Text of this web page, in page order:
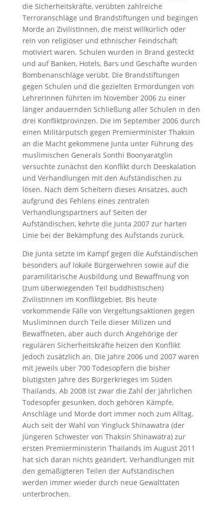
die Sicherheitskräfte, verübten zahlreiche
Terroranschläge und Brandstiftungen und begingen
Morde an ZivilistInnen, die meist willkürlich oder
rein von religiöser und ethnischer Feindschaft
motiviert waren. Schulen wurden in Brand gesteckt
und auf Banken, Hotels, Bars und Geschäfte wurden
Bombenanschläge verübt. Die Brandstiftungen
gegen Schulen und die gezielten Ermordungen von
LehrerInnen führten im November 2006 zu einer
länger andauernden Schließung aller Schulen in den
drei Konfliktprovinzen. Die im September 2006 durch
einen Militärputsch gegen Premierminister Thaksin
an die Macht gekommene Junta unter Führung des
muslimischen Generals Sonthi Boonyaratglin
versuchte zunächst den Konflikt durch Deeskalation
und Verhandlungen mit den Aufständischen zu
lösen. Nach dem Scheitern dieses Ansatzes, auch
aufgrund des Fehlens eines zentralen
Verhandlungspartners auf Seiten der
Aufständischen, kehrte die Junta 2007 zur harten
Linie bei der Bekämpfung des Aufstands zurück.
Die Junta setzte im Kampf gegen die Aufständischen
besonders auf lokale Bürgerwehren sowie auf die
paramilitärische Ausbildung und Bewaffnung von
(zum überwiegenden Teil buddhistischen)
ZivilistInnen im Konfliktgebiet. Bis heute
vorkommende Fälle von Vergeltungsaktionen gegen
MuslimInnen durch Teile dieser Milizen und
Bewaffneten, aber auch durch Angehörige der
regulären Sicherheitskräfte heizen den Konflikt
jedoch zusätzlich an. Die Jahre 2006 und 2007 waren
mit jeweils über 700 Todesopfern die bisher
blutigsten Jahre des Bürgerkrieges im Süden
Thailands. Ab 2008 ist zwar die Zahl der jährlichen
Todesopfer gesunken, doch gehören Kämpfe,
Anschläge und Morde dort immer noch zum Alltag.
Auch seit der Wahl von Yingluck Shinawatra (der
jüngeren Schwester von Thaksin Shinawatra) zur
ersten Premierministerin Thailands im August 2011
hat sich daran nichts geändert. Verhandlungen mit
den gemäßigteren Teilen der Aufständischen
werden immer wieder durch neue Gewalttaten
unterbrochen.